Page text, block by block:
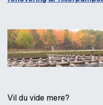
Vil du vide mere?